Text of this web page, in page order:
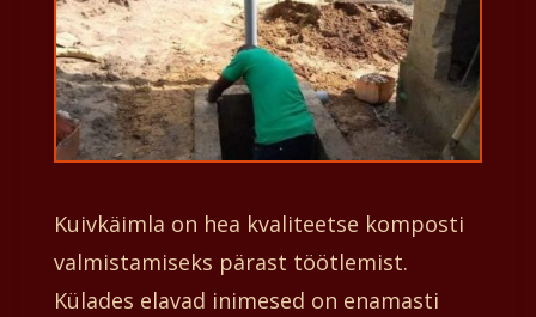
Kuivkäimla on hea kvaliteetse komposti
valmistamiseks pärast töötlemist.
Külades elavad inimesed on enamasti